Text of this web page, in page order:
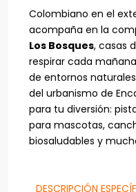
Colombiano en el
acompaña en la
Los Bosques, casas
respirar cada
de entornos
del urbanismo de
para tu diversión:
para mascotas,
biosaludables y
DESCRIPCIÓN